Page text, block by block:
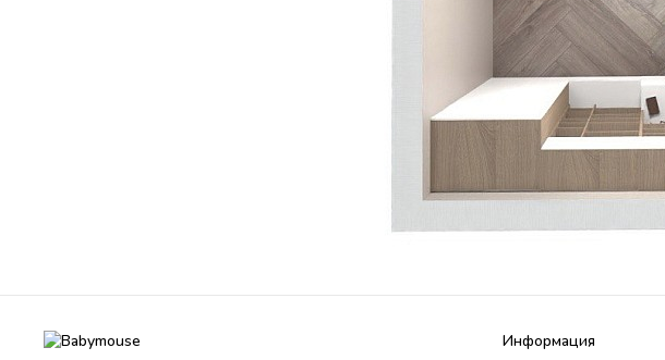
Информация